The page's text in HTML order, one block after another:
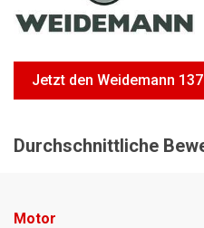
Jetzt den Weidemann
Durchschnittliche
Motor